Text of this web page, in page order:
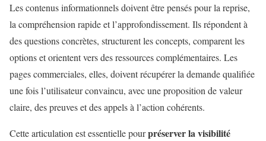
Les contenus informationnels doivent être pensés pour la reprise,
la compréhension rapide et l’approfondissement. Ils répondent à
des questions concrètes, structurent les concepts, comparent les
options et orientent vers des ressources complémentaires. Les
pages commerciales, elles, doivent récupérer la demande qualifiée
une fois l’utilisateur convaincu, avec une proposition de valeur
claire, des preuves et des appels à l’action cohérents.
Cette articulation est essentielle pourpréserver la visibilité